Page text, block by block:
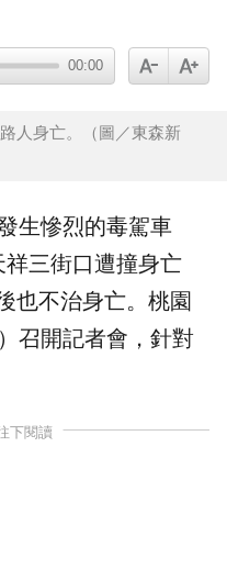
00:00
人身亡。（圖／東森新
生慘烈的毒駕車
三街口遭撞身亡
也不治身亡。桃園
召開記者會，針對
下閱讀